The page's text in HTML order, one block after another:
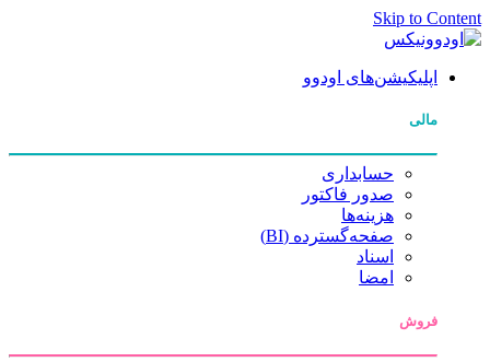
Skip to Content
اپلیکیشن‌های اودوو
مالی
حسابداری
صدور فاکتور
هزینه‌ها
صفحه‌گسترده (BI)
اسناد
امضا
فروش